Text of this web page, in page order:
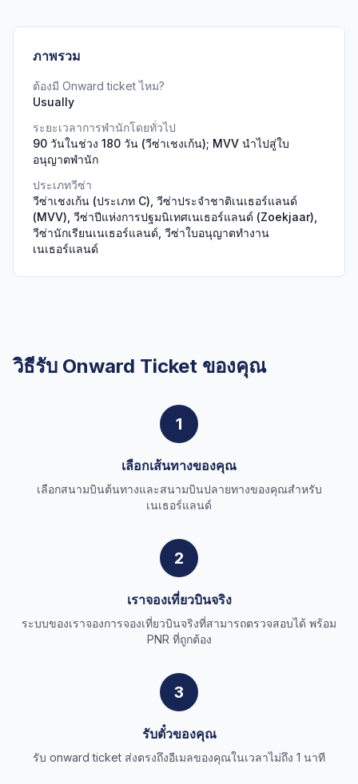
ภาพรวม
ต้องมี Onward ticket ไหม?
Usually
ระยะเวลาการพำนักโดยทั่วไป
90 วันในช่วง 180 วัน (วีซ่าเชงเก้น); MVV นำไปสู่ใบ
อนุญาตพำนัก
ประเภทวีซ่า
วีซ่าเชงเก้น (ประเภท C), วีซ่าประจำชาติเนเธอร์แลนด์
(MVV), วีซ่าปีแห่งการปฐมนิเทศเนเธอร์แลนด์ (Zoekjaar),
วีซ่านักเรียนเนเธอร์แลนด์, วีซ่าใบอนุญาตทำงาน
เนเธอร์แลนด์
วิธีรับ Onward Ticket ของคุณ
1
เลือกเส้นทางของคุณ
เลือกสนามบินต้นทางและสนามบินปลายทางของคุณสำหรับ
เนเธอร์แลนด์
2
เราจองเที่ยวบินจริง
ระบบของเราจองการจองเที่ยวบินจริงที่สามารถตรวจสอบได้ พร้อม
PNR ที่ถูกต้อง
3
รับตั๋วของคุณ
รับ onward ticket ส่งตรงถึงอีเมลของคุณในเวลาไม่ถึง 1 นาที